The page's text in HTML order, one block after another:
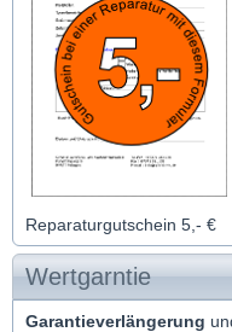
Reparaturgutschein 5,- €
Wertgarntie
Garantieverlängerung